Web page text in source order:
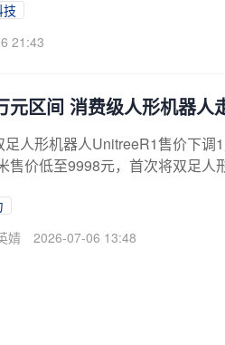
共生，产需共融”。上市公司方
人形机器人领域实现了
技
21:43
元区间 消费级人形机器人
人形机器人UnitreeR1售价下
售价低至9998元，首次将双足
传统工业机器人赛道，价格下行
次上调售价。
婧 2026-07-06 13:48